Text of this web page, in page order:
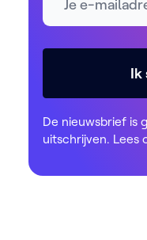
Ik
De nieuwsbrief is
uitschrijven. Lees